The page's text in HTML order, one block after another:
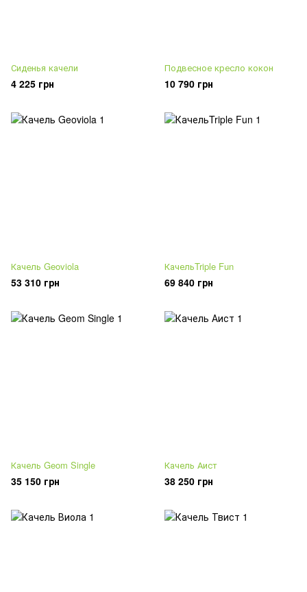
Сиденья качели
4 225 грн
Подвесное кресло кокон
10 790 грн
Качель Geoviola
53 310 грн
КачельTriple Fun
69 840 грн
Качель Geom Single
35 150 грн
Качель Аист
38 250 грн